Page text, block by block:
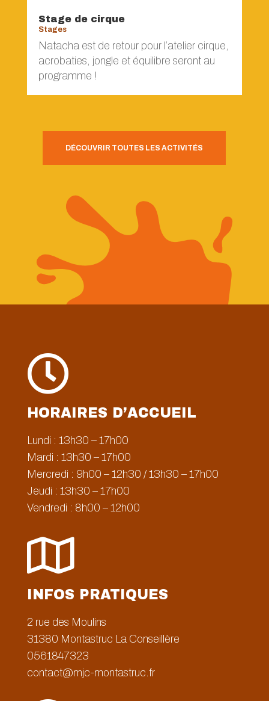
Stage de cirque
Stages
Natacha est de retour pour l’atelier cirque,
acrobaties, jongle et équilibre seront au
programme !
DÉCOUVRIR TOUTES LES ACTIVITÉS

HORAIRES D’ACCUEIL
Lundi : 13h30 – 17h00
Mardi : 13h30 – 17h00
Mercredi : 9h00 – 12h30 / 13h30 – 17h00
Jeudi : 13h30 – 17h00
Vendredi : 8h00 – 12h00

INFOS PRATIQUES
2 rue des Moulins
31380 Montastruc La Conseillère
0561847323
contact@mjc-montastruc.fr